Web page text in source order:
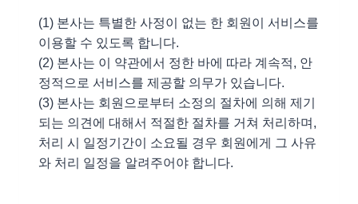
(1) 본사는 특별한 사정이 없는 한 회원이 서비스를
이용할 수 있도록 합니다.
(2) 본사는 이 약관에서 정한 바에 따라 계속적, 안
정적으로 서비스를 제공할 의무가 있습니다.
(3) 본사는 회원으로부터 소정의 절차에 의해 제기
되는 의견에 대해서 적절한 절차를 거쳐 처리하며,
처리 시 일정기간이 소요될 경우 회원에게 그 사유
와 처리 일정을 알려주어야 합니다.